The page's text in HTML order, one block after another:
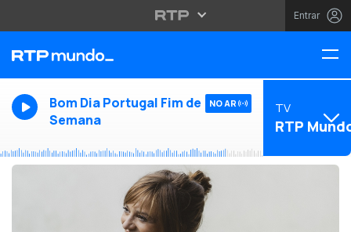
Entrar
Bom Dia Portugal Fim de
Semana
NO AR TV
RTP